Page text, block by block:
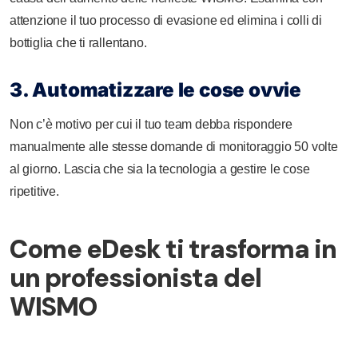
attenzione il tuo processo di evasione ed elimina i colli di
bottiglia che ti rallentano.
3. Automatizzare le cose ovvie
Non c’è motivo per cui il tuo team debba rispondere
manualmente alle stesse domande di monitoraggio 50 volte
al giorno. Lascia che sia la tecnologia a gestire le cose
ripetitive.
Come eDesk ti trasforma in
un professionista del
WISMO